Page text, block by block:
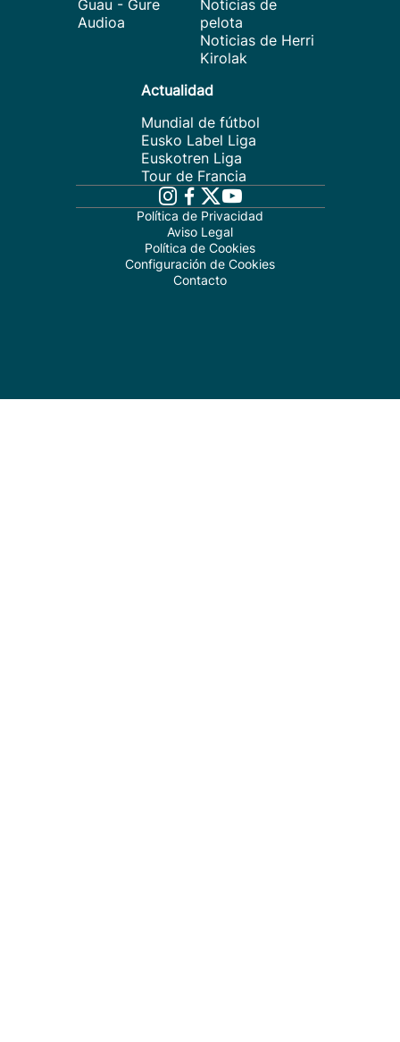
Guau - Gure
Audioa
Noticias de
pelota
Noticias de Herri
Kirolak
Actualidad
Mundial de fútbol
Eusko Label Liga
Euskotren Liga
Tour de Francia
Política de Privacidad
Aviso Legal
Política de Cookies
Configuración de Cookies
Contacto